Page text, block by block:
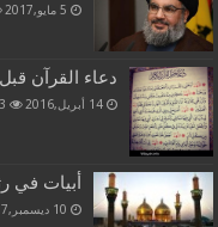
5 مايو,2017
دعاء القرآن قبل
14 أبريل,2016
أبيات في
10 ديسمبر,2017